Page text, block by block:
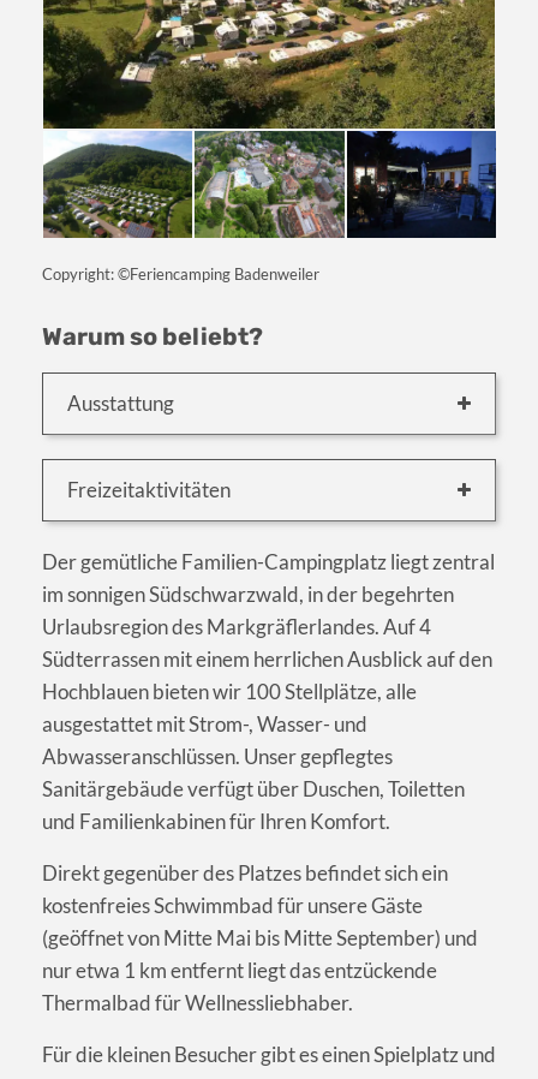
Copyright: ©Feriencamping Badenweiler
Warum so beliebt?
Ausstattung
Freizeitaktivitäten
Der gemütliche Familien-Campingplatz liegt zentral
im sonnigen Südschwarzwald, in der begehrten
Urlaubsregion des Markgräflerlandes. Auf 4
Südterrassen mit einem herrlichen Ausblick auf den
Hochblauen bieten wir 100 Stellplätze, alle
ausgestattet mit Strom-, Wasser- und
Abwasseranschlüssen. Unser gepflegtes
Sanitärgebäude verfügt über Duschen, Toiletten
und Familienkabinen für Ihren Komfort.
Direkt gegenüber des Platzes befindet sich ein
kostenfreies Schwimmbad für unsere Gäste
(geöffnet von Mitte Mai bis Mitte September) und
nur etwa 1 km entfernt liegt das entzückende
Thermalbad für Wellnessliebhaber.
Für die kleinen Besucher gibt es einen Spielplatz und